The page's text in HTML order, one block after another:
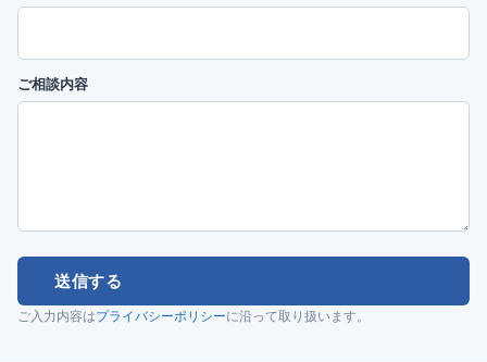
ご相談内容
送信する
ご入力内容はプライバシーポリシーに沿って取り扱います。